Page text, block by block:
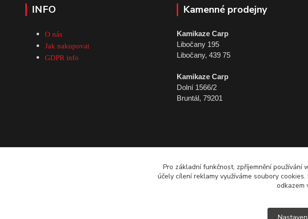
INFO
O nás
Jak nakupovat
GDPR info
Kamenné prodejny
Kamikaze Carp
Libočany 195
Libočany, 439 75
Kamikaze Carp
Dolní 1566/2
Bruntál, 79201
Pro základní funkčnost, zpříjemnění
účely cílení reklamy využíváme soubory
odkazem